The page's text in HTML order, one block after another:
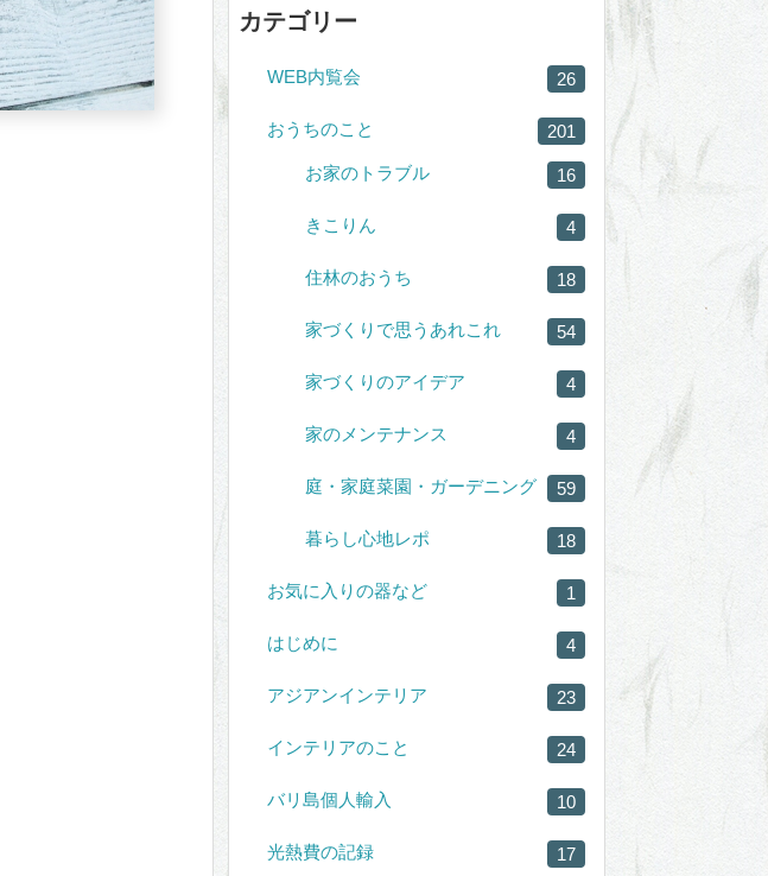
カテゴリー
WEB内覧会 26
おうちのこと 201
お家のトラブル 16
きこりん 4
住林のおうち 18
家づくりで思うあれこれ 54
家づくりのアイデア 4
家のメンテナンス 4
庭・家庭菜園・ガーデニング 59
暮らし心地レポ 18
お気に入りの器など 1
はじめに 4
アジアンインテリア 23
インテリアのこと 24
バリ島個人輸入 10
光熱費の記録 17